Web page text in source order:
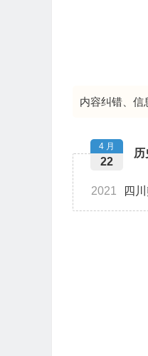
内容纠错、信
4 月
22
2021 四